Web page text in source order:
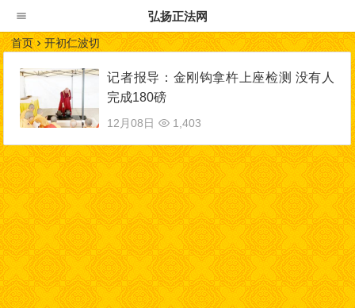
弘扬正法网
首页 开初仁波切
记者报导：金刚钩拿杵上座检测 没有人
完成180磅
12月08日 1,403